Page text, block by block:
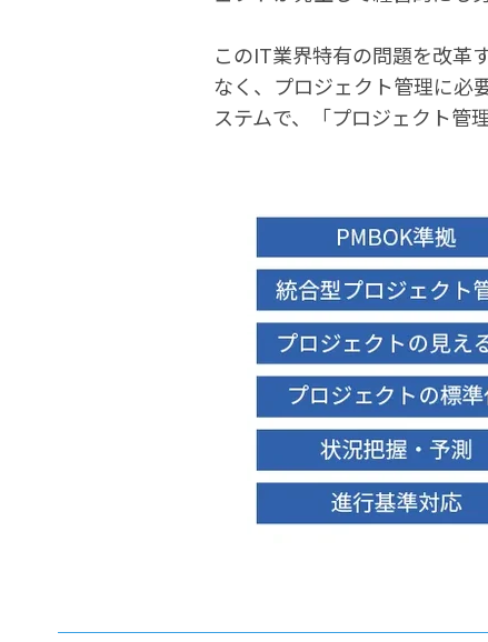
このIT業界特有の問題を改革
なく、プロジェクト管理に必
ステムで、「プロジェクト管